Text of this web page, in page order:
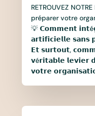
RETROUVEZ
préparer votre
💡 𝗖𝗼𝗺𝗺𝗲𝗻𝘁
𝗮𝗿𝘁𝗶𝗳𝗶𝗰𝗶𝗲𝗹𝗹𝗲
𝗘𝘁 𝘀𝘂𝗿𝘁𝗼𝘂𝘁,
𝘃é𝗿𝗶𝘁𝗮𝗯𝗹𝗲
𝘃𝗼𝘁𝗿𝗲